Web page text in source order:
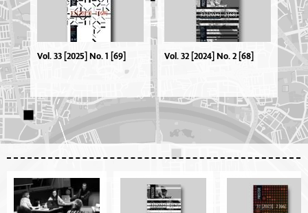
Vol. 33 [2025] No. 1 [69] Vol. 32 [2024] No. 2 [68]